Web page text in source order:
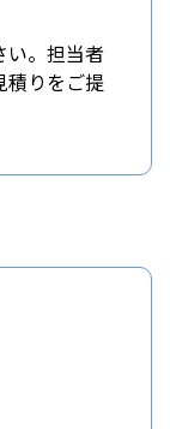
い。担当者
積りをご提